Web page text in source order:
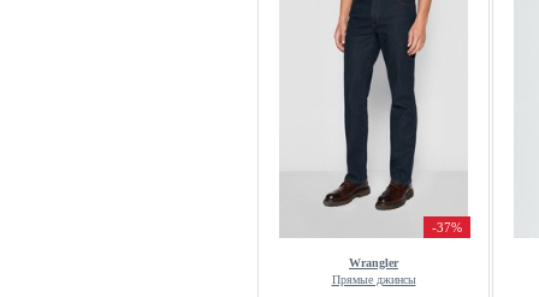
-37%
Wrangler
Прямые джинсы